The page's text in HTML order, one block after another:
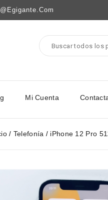
Mi Cuenta
Telefonía iPhone 12 Pro